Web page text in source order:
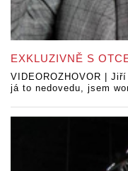
EXKLUZIVNĚ S
VIDEOROZHOVOR |
já to nedovedu, jsem